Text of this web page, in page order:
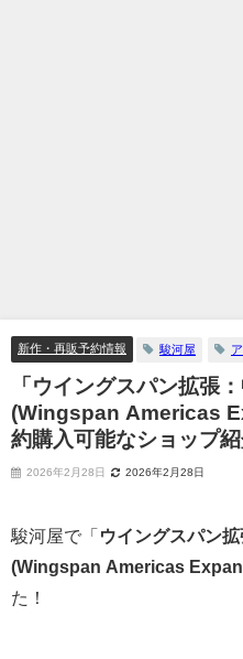
新作・再販予約情報 駿河屋
「ウイングスパン拡張
(Wingspan Americas
約購入可能なショップ紹
2026年2月28日 2026年2月28日
駿河屋で「 ウイングスパン
(Wingspan Americas
た！